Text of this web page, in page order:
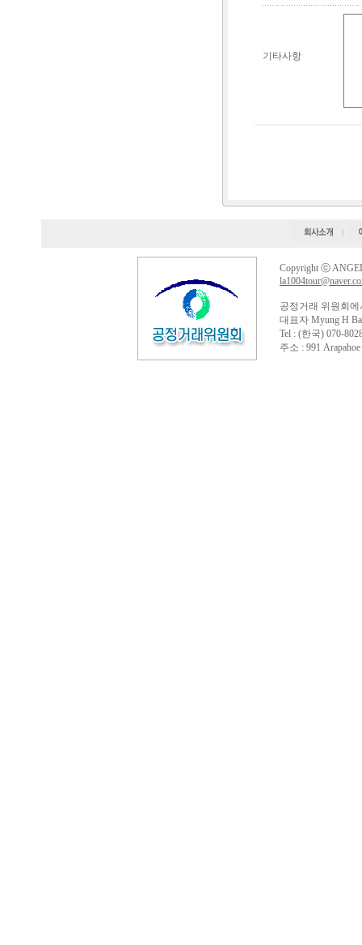
Copyright ⓒ
공정거래 위원회
대표자 Myung H
Tel : (한국) 070-
주소 : 991